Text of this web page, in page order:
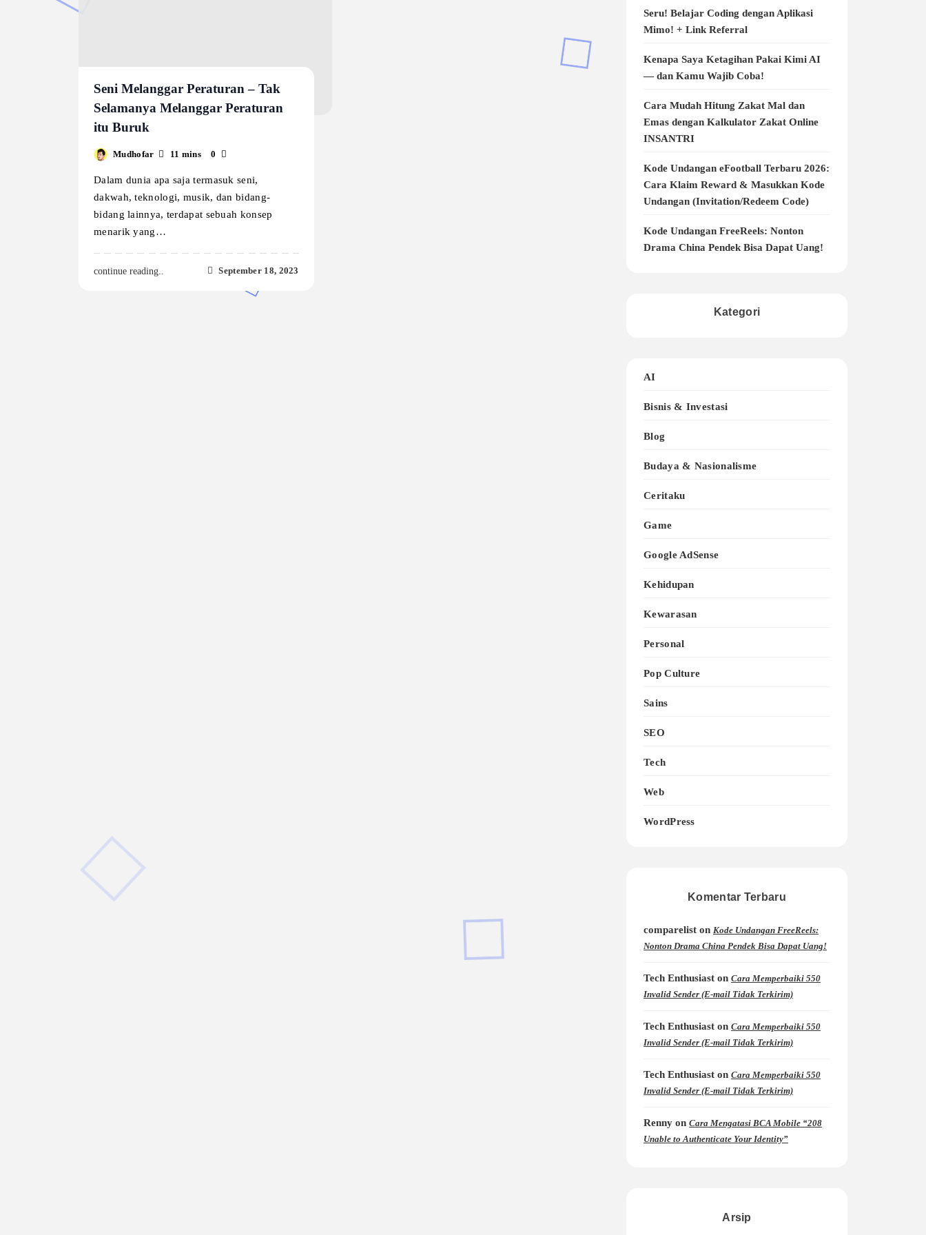
Seni Melanggar Peraturan – Tak
Selamanya Melanggar Peraturan
itu Buruk
Mudhofar 11 mins 0
Dalam dunia apa saja termasuk seni,
dakwah, teknologi, musik, dan bidang-
bidang lainnya, terdapat sebuah konsep
menarik yang…
continue reading.. September 18, 2023
Seru! Belajar Coding dengan Aplikasi
Mimo! + Link Referral
Kenapa Saya Ketagihan Pakai Kimi AI
— dan Kamu Wajib Coba!
Cara Mudah Hitung Zakat Mal dan
Emas dengan Kalkulator Zakat Online
INSANTRI
Kode Undangan eFootball Terbaru 2026:
Cara Klaim Reward & Masukkan Kode
Undangan (Invitation/Redeem Code)
Kode Undangan FreeReels: Nonton
Drama China Pendek Bisa Dapat Uang!
Kategori
AI
Bisnis & Investasi
Blog
Budaya & Nasionalisme
Ceritaku
Game
Google AdSense
Kehidupan
Kewarasan
Personal
Pop Culture
Sains
SEO
Tech
Web
WordPress
Komentar Terbaru
comparelist on Kode Undangan FreeReels:
Nonton Drama China Pendek Bisa Dapat Uang!
Tech Enthusiast onCara Memperbaiki 550
Invalid Sender (E-mail Tidak Terkirim)
Tech Enthusiast onCara Memperbaiki 550
Invalid Sender (E-mail Tidak Terkirim)
Tech Enthusiast onCara Memperbaiki 550
Invalid Sender (E-mail Tidak Terkirim)
Renny onCara Mengatasi BCA Mobile “208
Unable to Authenticate Your Identity”
Arsip